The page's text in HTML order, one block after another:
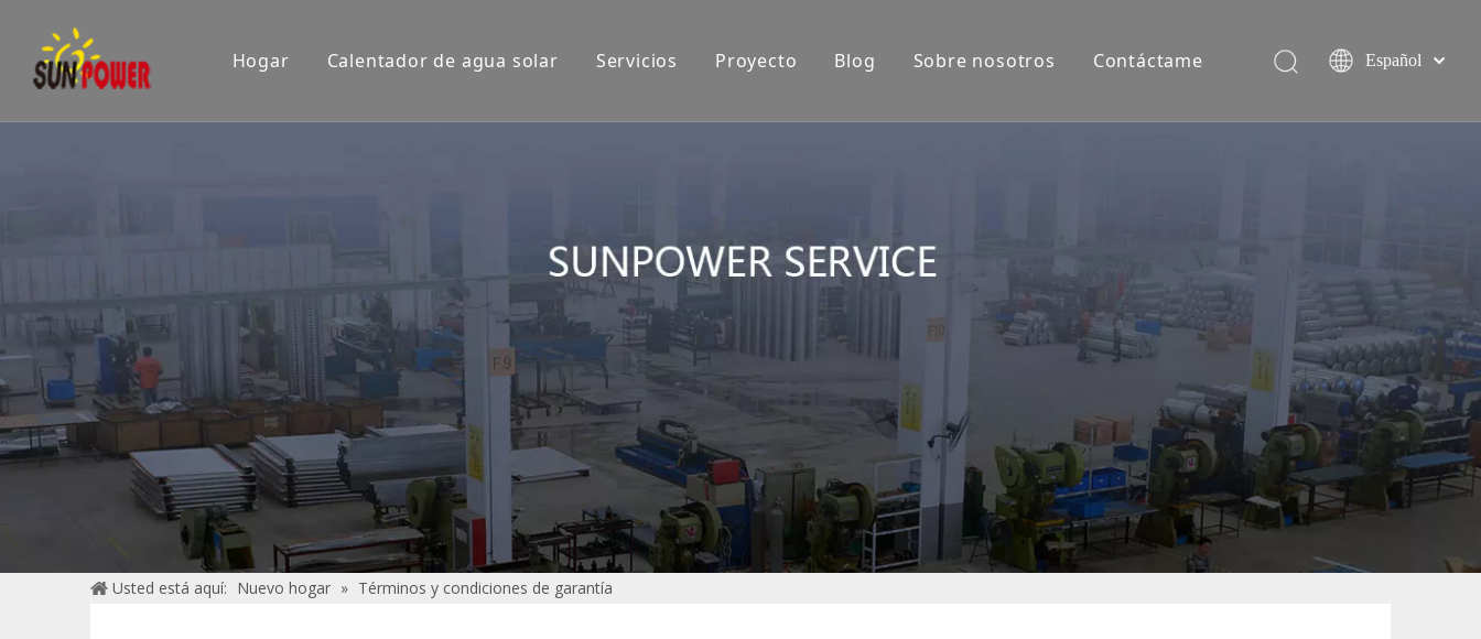
Hogar Calentador de agua solar Servicios Proyecto Blog Sobre nosotros Contáctame
Español
English
Usted está aquí: Nuevo hogar » Términos y condiciones de garantía